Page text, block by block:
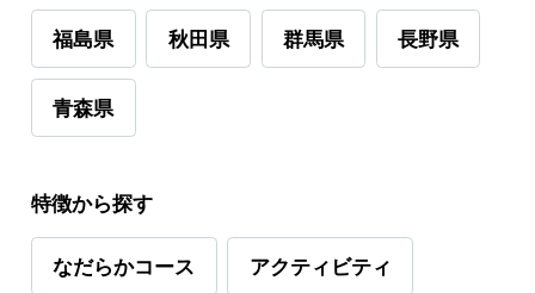
福島県 秋田県 群馬県 長野県
青森県
特徴から探す
なだらかコース アクティビティ